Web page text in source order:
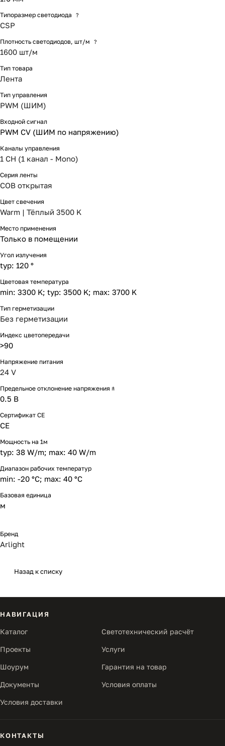
Типоразмер светодиода ?
CSP
Плотность светодиодов, шт/м ?
1600 шт/м
Тип товара
Лента
Тип управления
PWM (ШИМ)
Входной сигнал
PWM СV (ШИМ по напряжению)
Каналы управления
1 CH (1 канал - Mono)
Серия ленты
COB открытая
Цвет свечения
Warm | Тёплый 3500 K
Место применения
Только в помещении
Угол излучения
typ: 120 °
Цветовая температура
min: 3300 K; typ: 3500 K; max: 3700 K
Тип герметизации
Без герметизации
Индекс цветопередачи
>90
Напряжение питания
24 V
Предельное отклонение напряжения ±
0.5 В
Сертификат CE
CE
Мощность на 1м
typ: 38 W/m; max: 40 W/m
Диапазон рабочих температур
min: -20 °C; max: 40 °C
Базовая единица
м
Бренд
Arlight
Назад к списку
НАВИГАЦИЯ
Каталог Светотехнический расчёт
Проекты Услуги
Шоурум Гарантия на товар
Документы Условия оплаты
Условия доставки
КОНТАКТЫ